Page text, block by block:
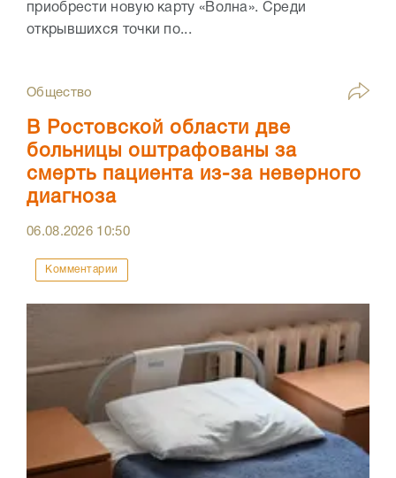
приобрести новую карту «Волна». Среди
открывшихся точки по...
Общество
В Ростовской области две
больницы оштрафованы за
смерть пациента из-за неверного
диагноза
06.08.2026 10:50
Комментарии